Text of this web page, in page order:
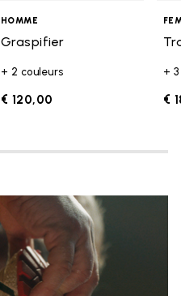
HOMME
Graspifier
+ 2 couleurs
€ 120,00
+
€